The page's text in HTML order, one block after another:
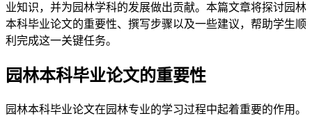
业知识，并为园林学科的发展做出贡献。本篇文章将探讨园林
本科毕业论文的重要性、撰写步骤以及一些建议，帮助学生顺
利完成这一关键任务。
园林本科毕业论文的重要性
园林本科毕业论文在园林专业的学习过程中起着重要的作用。